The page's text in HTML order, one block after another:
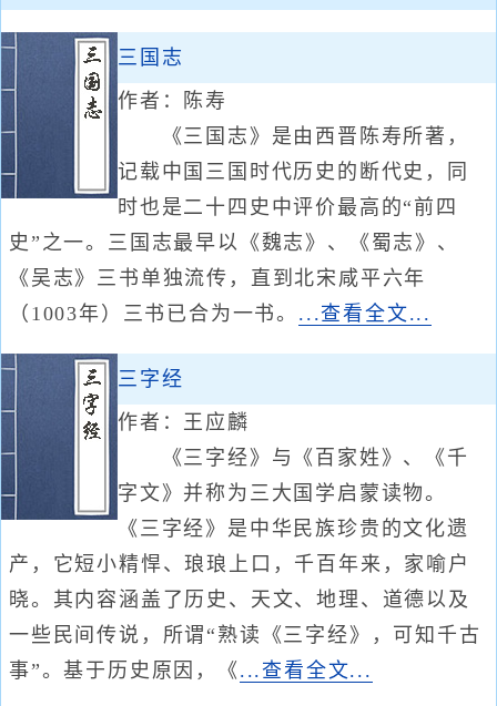
三国志
作者：陈寿
《三国志》是由西晋陈寿所著，
记载中国三国时代历史的断代史，同
时也是二十四史中评价最高的“前四
史”之一。三国志最早以《魏志》、《蜀志》、
《吴志》三书单独流传，直到北宋咸平六年
（1003年）三书已合为一书。 ...查看全文...
三字经
作者：王应麟
《三字经》与《百家姓》、《千
字文》并称为三大国学启蒙读物。
《三字经》是中华民族珍贵的文化遗
产，它短小精悍、琅琅上口，千百年来，家喻户
晓。其内容涵盖了历史、天文、地理、道德以及
一些民间传说，所谓“熟读《三字经》，可知千古
事”。基于历史原因，《 ...查看全文...